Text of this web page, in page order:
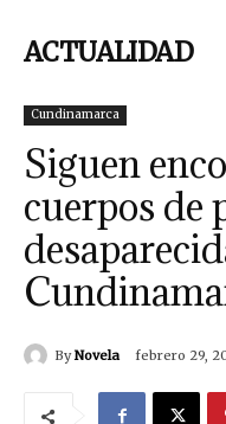
ACTUALIDAD
Cundinamarca
Siguen
cuerpos de
By Novela febrero 29,